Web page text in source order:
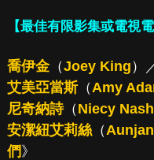
【最佳有限影集或電視
喬伊金（Joey King ）
艾美亞當斯（Amy
尼奇納詩（ Niecy Nash
安潔紐艾莉絲（
們 》